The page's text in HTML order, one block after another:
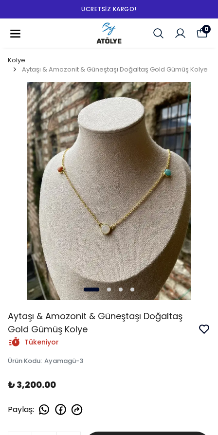
ÜCRETSIZ KARGO!
0
Kolye
Aytaşı & Amozonit & Güneştaşı Doğaltaş Gold Gümüş Kolye
Aytaşı & Amozonit & Güneştaşı Doğaltaş
Gold Gümüş Kolye
Tükeniyor
Ürün Kodu: Ayamagü-3
₺ 3,200.00
Paylaş: